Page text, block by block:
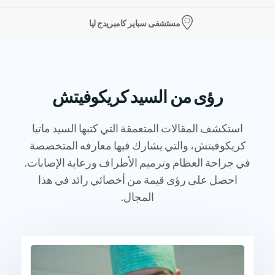
مستشفى سباير كامبريدج ليا
رؤى من السيد كريكوفيتش
استكشف المقالات المتعمقة التي كتبها السيد ماتيا
كريكوفيتش، والتي يشارك فيها معارفه المتخصصة
في جراحة العظام وترميم الأطراف ورعاية الإصابات.
احصل على رؤى قيمة من أخصائي رائد في هذا
المجال.